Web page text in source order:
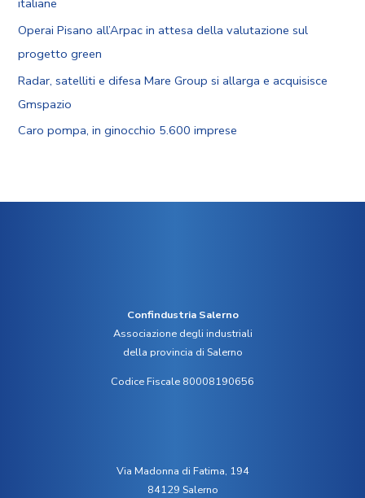
italiane
Operai Pisano all’Arpac in attesa della valutazione sul
progetto green
Radar, satelliti e difesa Mare Group si allarga e acquisisce
Gmspazio
Caro pompa, in ginocchio 5.600 imprese
Confindustria Salerno
Associazione degli industriali
della provincia di Salerno
Codice Fiscale 80008190656
Via Madonna di Fatima, 194
84129 Salerno